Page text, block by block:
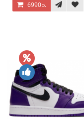
6990р.